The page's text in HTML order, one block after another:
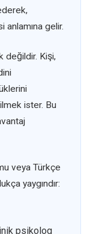
gelir.
değildir. Kişi,
ister. Bu
veya Türkçe
yaygındır:
psikolog